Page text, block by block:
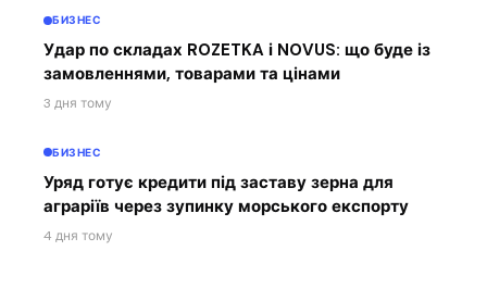
БИЗНЕС
Удар по складах ROZETKA і NOVUS: що буде із
замовленнями, товарами та цінами
3 дня тому
БИЗНЕС
Уряд готує кредити під заставу зерна для
аграріїв через зупинку морського експорту
4 дня тому